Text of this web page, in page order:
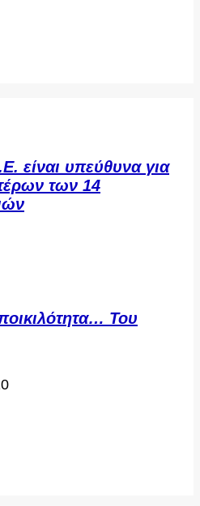
είναι υπεύθυνα για
των 14
Του